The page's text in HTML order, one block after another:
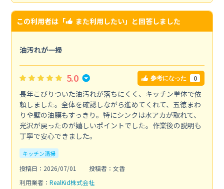
この利用者は「 また利用したい」と回答しました
油汚れが一掃
5.0 参考になった 0
長年こびりついた油汚れが落ちにくく、キッチン単体で依
頼しました。全体を確認しながら進めてくれて、五徳まわ
りや壁の油膜もすっきり。特にシンクは水アカが取れて、
光沢が戻ったのが嬉しいポイントでした。作業後の説明も
丁寧で安心できました。
キッチン清掃
投稿日：2026/07/01
投稿者：文香
利用業者： RealKid株式会社